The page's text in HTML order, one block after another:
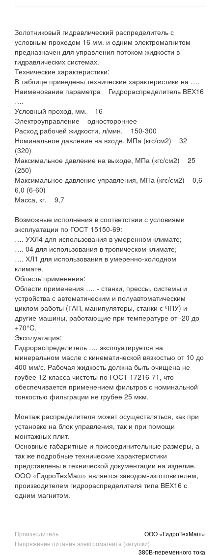
Золотниковый гидравлический распределитель с
условным проходом 16 мм. и одним электромагнитом
предназначен для управления потоком жидкости в
гидравлических системах.
Технические характеристики:
В таблице приведены технические характеристики на ….
Наименование параметра Гидрораспределитель ВЕХ16
….
Условный проход, мм. 16
Электроуправление одностороннее
Расход рабочей жидкости, л/мин. 150-300
Номинальное давление на входе, МПа (кгс/см2) 32
(320)
Максимальное давление на выходе, МПа (кгс/см2) 25
(250)
Максимальное давление управления, МПа (кгс/см2) 0,6-
6,0 (6-60)
Масса, кг. 9,7
Возможные исполнения в соответствии с условиями
эксплуатации по ГОСТ 15150-69:
…. УХЛ4 для использования в умеренном климате;
…. 04 для использования в тропическом климате;
…. ХЛ1 для использования в умеренно-холодном
климате.
Область применения:
Области применения …. - станки, прессы, системы и
устройства с автоматическим и полуавтоматическим
циклом работы (ГАП, манипуляторы, станки с ЧПУ) и
другие машины, работающие при температуре от -20 до
+70°C.
Эксплуатация:
Гидрораспределитель …. эксплуатируется на
минеральном масле с кинематической вязкостью от 10 до
400 мм/с. Рабочая жидкость должна быть очищена не
грубее 12-класса чистоты по ГОСТ 17216-71, что
обеспечивается применением фильтров с номинальной
тонкостью фильтрации не грубее 25 мкм.
Монтаж распределителя может осуществляться, как при
установке на блок управления, так и при помощи
монтажных плит.
Основные габаритные и присоединительные размеры, а
так же подробные технические характеристики
представлены в технической документации на изделие.
ООО «ГидроТехМаш» является заводом-изготовителем,
производителем гидрораспределителя типа ВЕХ16 с
одним магнитом.
Производитель
ООО «ГидроТехМаш»
Напряжение питания электромагнита (катушки)
380В-переменного тока